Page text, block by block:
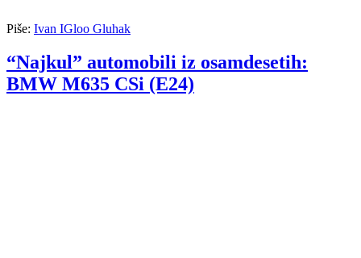
Piše: Ivan IGloo Gluhak
“Najkul” automobili iz osamdesetih:
BMW M635 CSi (E24)